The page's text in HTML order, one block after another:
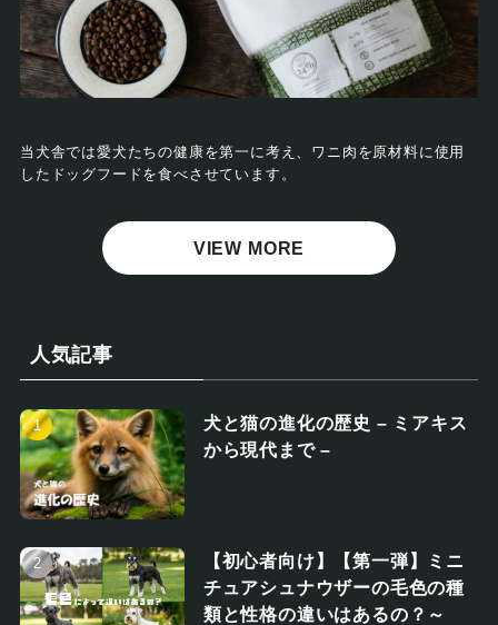
当犬舎では愛犬たちの健康を第一に考え、ワニ肉を原材料に使用
したドッグフードを食べさせています。
VIEW MORE
人気記事
犬と猫の進化の歴史 – ミアキス
から現代まで –
【初心者向け】【第一弾】ミニ
チュアシュナウザーの毛色の種
類と性格の違いはあるの？～